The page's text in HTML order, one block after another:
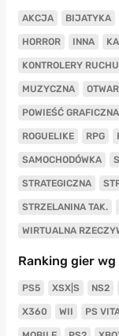
AKCJA BIJATYKA
HORROR INNA
KONTROLERY RUCHU
MUZYCZNA
POWIEŚĆ GRAFICZNA
ROGUELIKE RPG
SAMOCHODÓWKA
STRATEGICZNA
STRZELANINA TAK.
WIRTUALNA
Ranking gier
PS5 XSX|S NS2
X360 WII PS